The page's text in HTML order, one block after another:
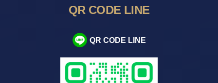
QR CODE LINE
QR CODE LINE